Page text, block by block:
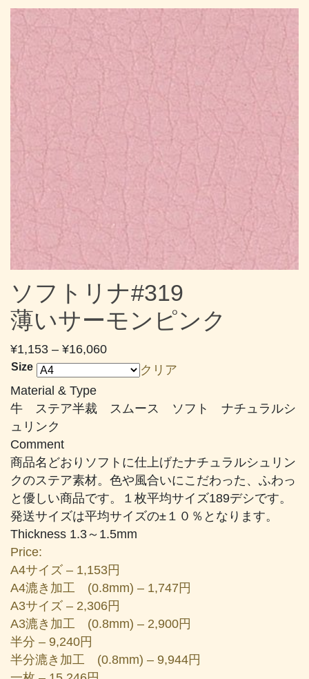
ソフトリナ#319
薄いサーモンピンク
¥1,153 – ¥16,060価
格
¥1,153
Size
クリア
Material & Type
牛 ステア半裁 スムース ソフト ナチュラルシ
ュリンク
Comment
商品名どおりソフトに仕上げたナチュラルシュリン
クのステア素材。色や風合いにこだわった、ふわっ
と優しい商品です。１枚平均サイズ189デシです。
発送サイズは平均サイズの±１０％となります。
Thickness 1.3～1.5mm
Price:
A4サイズ – 1,153円
A4漉き加工 (0.8mm) – 1,747円
A3サイズ – 2,306円
A3漉き加工 (0.8mm) – 2,900円
半分 – 9,240円
半分漉き加工 (0.8mm) – 9,944円